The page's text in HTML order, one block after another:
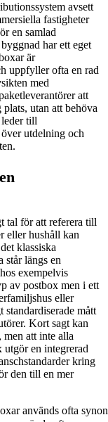
avsett
fastigheter
en samlad
har ett eget
är
uppfyller ofta en rad
med
att
utan att behöva
till
utdelning och
tal för att referera till
eller hushåll kan
klassiska
står längs en
exempelvis
av postbox men i ett
eller
mått
Kort sagt kan
men att inte alla
utgör en integrerad
kring
den till en mer